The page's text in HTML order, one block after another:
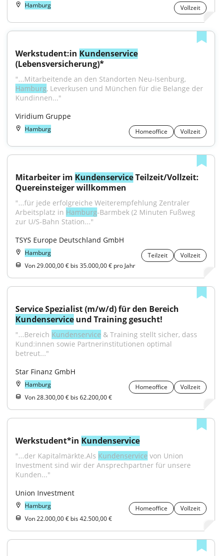
Hamburg Vollzeit
Werkstudent:in Kundenservice
(Lebensversicherung)*
Hamburg, Leverkusen und München für die Belange der
Kundinnen..."
Viridium Gruppe
Hamburg Homeoffice Vollzeit
Mitarbeiter im Kundenservice Teilzeit/Vollzeit:
Quereinsteiger willkommen
"...für jede erfolgreiche Weiterempfehlung Zentraler
Arbeitsplatz in Hamburg-Barmbek (2 Minuten Fußweg
zur U/S-Bahn Station..."
TSYS Europe Deutschland GmbH
Hamburg Teilzeit
Vollzeit
Von 29.000,00 € bis 35.000,00 € pro Jahr
Kundenservice und Training gesucht!
"...Bereich Kundenservice & Training stellt sicher, dass
Kund:innen sowie Partnerinstitutionen optimal
betreut..."
Star Finanz GmbH
Hamburg Homeoffice
Vollzeit
Von 28.300,00 € bis 62.200,00 €
Werkstudent*in Kundenservice
"...der Kapitalmärkte.Als Kundenservice von Union
Investment sind wir der Ansprechpartner für unsere
Kunden..."
Union Investment
Hamburg Homeoffice
Vollzeit
Von 22.000,00 € bis 42.500,00 €